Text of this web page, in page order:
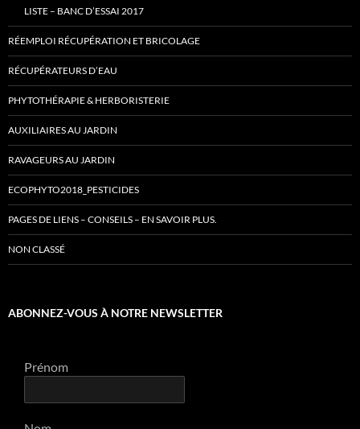
LISTE – BANC D’ESSAI 2017
RÉEMPLOI RÉCUPÉRATION ET BRICOLAGE
RÉCUPÉRATEURS D’EAU
PHYTOTHÉRAPIE & HERBORISTERIE
AUXILIAIRES AU JARDIN
RAVAGEURS AU JARDIN
ECOPHYTO2018_PESTICIDES
PAGES DE LIENS – CONSEILS – EN SAVOIR PLUS.
NON CLASSÉ
ABONNEZ-VOUS À NOTRE NEWSLETTER
Prénom